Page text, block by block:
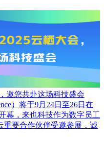
邀您共赴这场科技盛会
）将于9月24日至26日在
幕，来也科技作为数字员工
重要合作伙伴受邀参展，诚